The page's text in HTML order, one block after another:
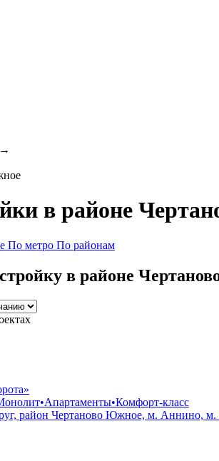
→
в районе
По метро По районам
в районе
•Апартаменты•Комфорт-класс
район Чертаново Южное, м. Аннино, м.